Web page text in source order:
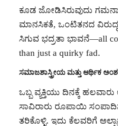
ಕೂಡ ಜೋಡಿಸಿರುವುದು
ಮಾನಸಿಕತೆ, ಒಂಟಿತನದ
ಸಿಗುವ ಭದ್ರತಾ ಭಾವನೆ—all
than just a quirky fad.
ಸಮಾಜಶಾಸ್ತ್ರೀಯ ಮತ್ತು ಆರ್ಥಿಕ
ಒಬ್ಬ ವ್ಯಕ್ತಿಯು ದಿನಕ್ಕೆ
ಸಾವಿರಾರು ರೂಪಾಯಿ
ತರಿಕೊಳ್ಳಿ. ಇದು ಕೆಲವರಿಗೆ